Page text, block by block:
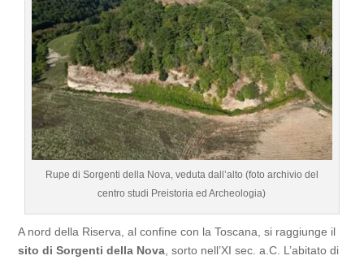
Rupe di Sorgenti della Nova, veduta dall’alto (foto archivio del
centro studi Preistoria ed Archeologia)
A nord della Riserva, al confine con la Toscana, si raggiunge il
sito di Sorgenti della Nova , sorto nell’XI sec. a.C. L’abitato di